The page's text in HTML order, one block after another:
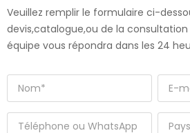
Veuillez remplir le formulaire ci-
devis,catalogue,ou de la
équipe vous répondra dans les 24